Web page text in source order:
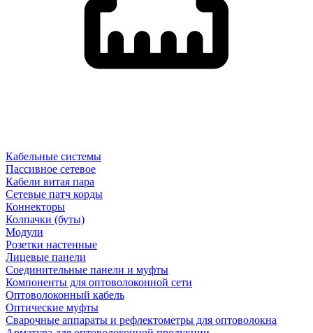
Кабельные системы
Пассивное сетевое
Кабели витая пара
Сетевые патч корды
Коннекторы
Колпачки (буты)
Модули
Розетки настенные
Лицевые панели
Соединительные панели и муфты
Компоненты для оптоволоконной сети
Оптоволоконный кабель
Оптические муфты
Сварочные аппараты и рефлектометры для оптоволокна